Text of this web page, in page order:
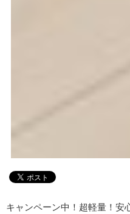
キャンペーン中！超軽量！安